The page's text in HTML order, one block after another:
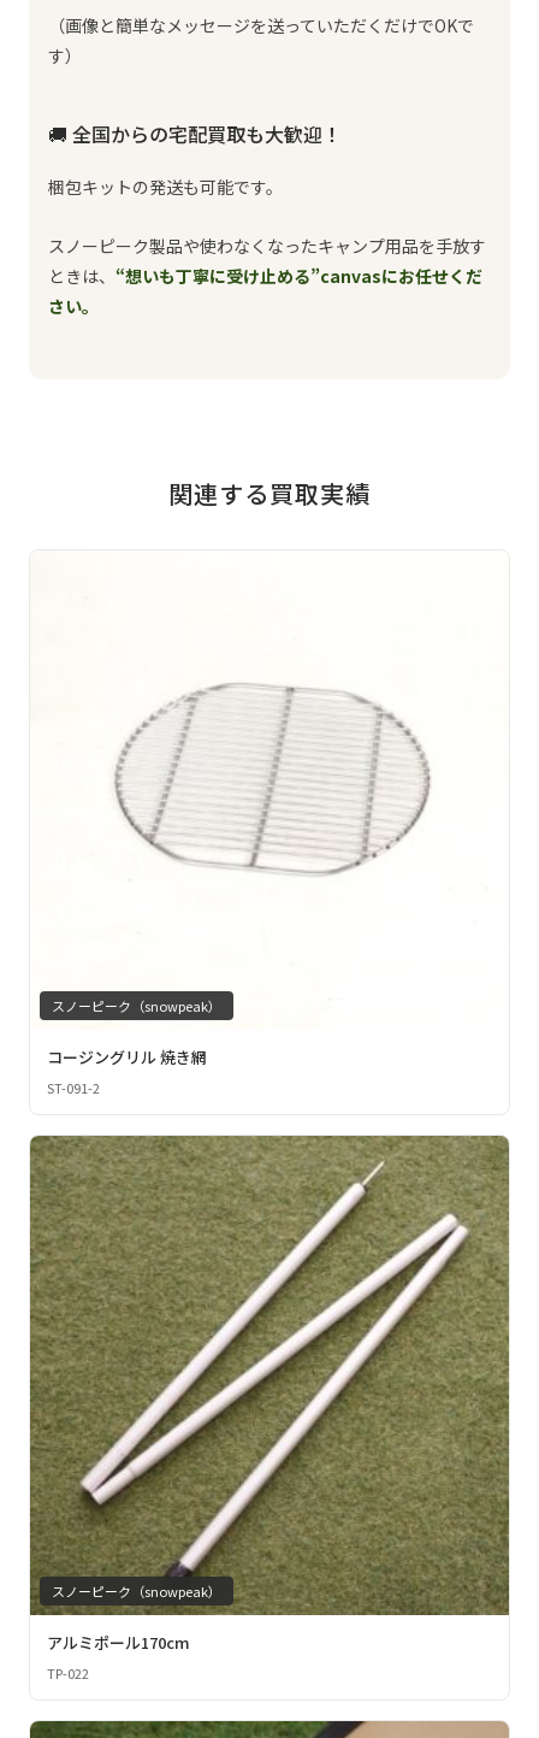
（画像と簡単なメッセージを送っていただくだけでOKで
す）
🚚 全国からの宅配買取も大歓迎！
梱包キットの発送も可能です。
スノーピーク製品や使わなくなったキャンプ用品を手放す
ときは、 “想いも丁寧に受け止める”canvasにお任せくだ
さい。
関連する買取実績
スノーピーク（snowpeak）
コージングリル 焼き網
ST-091-2
スノーピーク（snowpeak）
アルミポール170cm
TP-022